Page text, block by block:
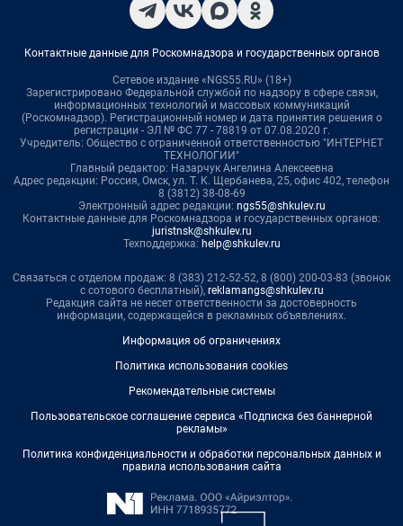
Контактные данные для Роскомнадзора и государственных органов
Сетевое издание «NGS55.RU» (18+)
Зарегистрировано Федеральной службой по надзору в сфере связи,
информационных технологий и массовых коммуникаций
(Роскомнадзор). Регистрационный номер и дата принятия решения о
регистрации - ЭЛ № ФС 77 - 78819 от 07.08.2020 г.
Учредитель: Общество с ограниченной ответственностью "ИНТЕРНЕТ
ТЕХНОЛОГИИ"
Главный редактор: Назарчук Ангелина Алексеевна
Адрес редакции: Россия, Омск, ул. Т. К. Щербанева, 25, офис 402, телефон
8 (3812) 38-08-69
Электронный адрес редакции: ngs55@shkulev.ru
Контактные данные для Роскомнадзора и государственных органов:
juristnsk@shkulev.ru
Техподдержка: help@shkulev.ru
Связаться с отделом продаж: 8 (383) 212-52-52, 8 (800) 200-03-83 (звонок
с сотового бесплатный), reklamangs@shkulev.ru
Редакция сайта не несет ответственности за достоверность
информации, содержащейся в рекламных объявлениях.
Информация об ограничениях
Политика использования cookies
Рекомендательные системы
Пользовательское соглашение сервиса «Подписка без баннерной
рекламы»
Политика конфиденциальности и обработки персональных данных и
правила использования сайта